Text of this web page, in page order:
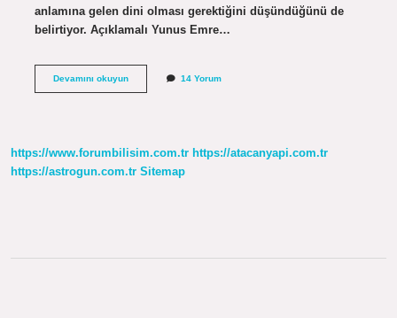
anlamına gelen dini olması gerektiğini düşündüğünü de
belirtiyor. Açıklamalı Yunus Emre…
Devamını okuyunDıdık
14 Yorum
https://www.forumbilisim.com.tr https://atacanyapi.com.tr
https://astrogun.com.tr Sitemap